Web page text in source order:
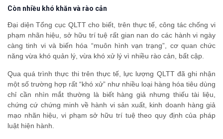
Còn nhiều khó khăn và rào cản
Đại diện Tổng cục QLTT cho biết, trên thực tế, công tác chống vi
phạm nhãn hiệu, sở hữu trí tuệ rất gian nan do các hành vi ngày
càng tinh vi và biến hóa “muôn hình vạn trạng”, cơ quan chức
năng vừa khó quản lý, vừa khó xử lý vì nhiều rào cản, bất cập.
Qua quá trình thực thi trên thực tế, lực lượng QLTT đã ghi nhận
một số trường hợp rất “khó xử” như nhiều loại hàng hóa tiêu dùng
chỉ cần nhìn mắt thường là biết hàng giả nhưng thiếu tài liệu,
chứng cứ chứng minh về hành vi sản xuất, kinh doanh hàng giả
mạo nhãn hiệu, vi phạm sở hữu trí tuệ theo quy định của pháp
luật hiện hành.